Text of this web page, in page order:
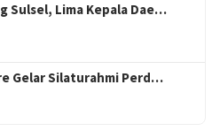
Sulsel, Lima Kepala Dae…
Gelar Silaturahmi Perd…